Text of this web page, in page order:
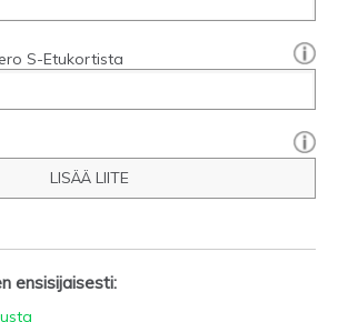
S-Etukortista
LISÄÄ LIITE
ensisijaisesti: